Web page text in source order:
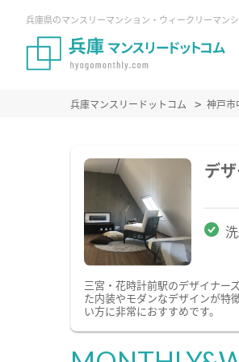
兵庫県のマンスリーマンション・ウィークリーマン
兵庫マンスリードットコム 神戸市
デ
三宮・花時計前駅のデザイナー
た内装やモダンなデザインが特
い方に非常におすすめです。